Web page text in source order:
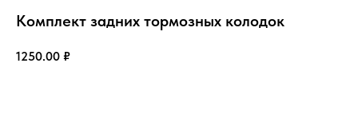
Комплект задних тормозных колодок
1250.00 ₽